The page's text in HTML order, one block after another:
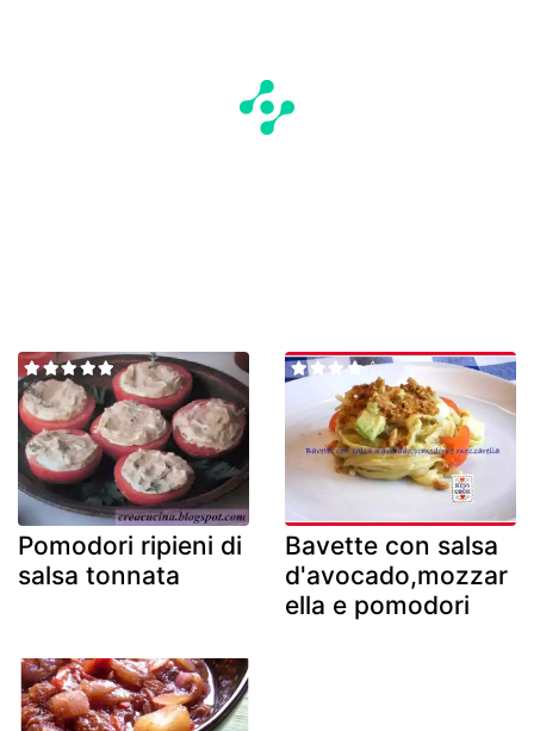
Pomodori ripieni di
salsa tonnata
Bavette con salsa
d'avocado,mozzar
ella e pomodori